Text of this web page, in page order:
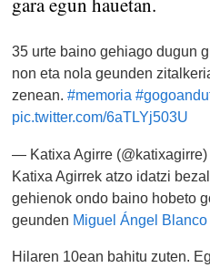
35 urte baino gehiago dugun
non eta nola geunden
zenean.#memoria
pic.twitter.com/6aTLYj503U
— Katixa Agirre
Katixa Agirrek atzo idatzi
gehienok ondo baino hobeto
geunden Miguel Ángel Blanco
Hilaren 10ean bahitu zuten.